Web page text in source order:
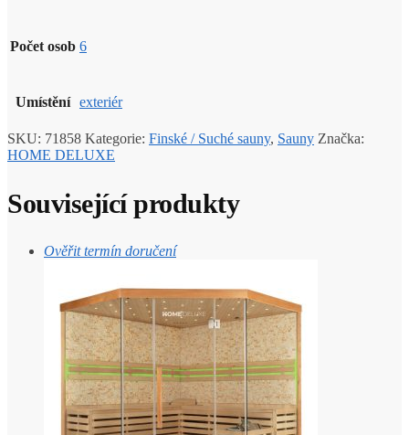
Počet osob 6
Umístění exteriér
SKU: 71858 Kategorie: Finské / Suché sauny, Sauny Značka:
HOME DELUXE
Související produkty
Ověřit termín doručení